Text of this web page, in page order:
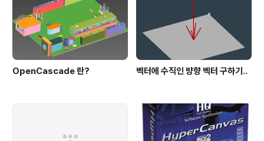
OpenCascade 란? 벡터에 수직인 뱡향 벡터 구하기..